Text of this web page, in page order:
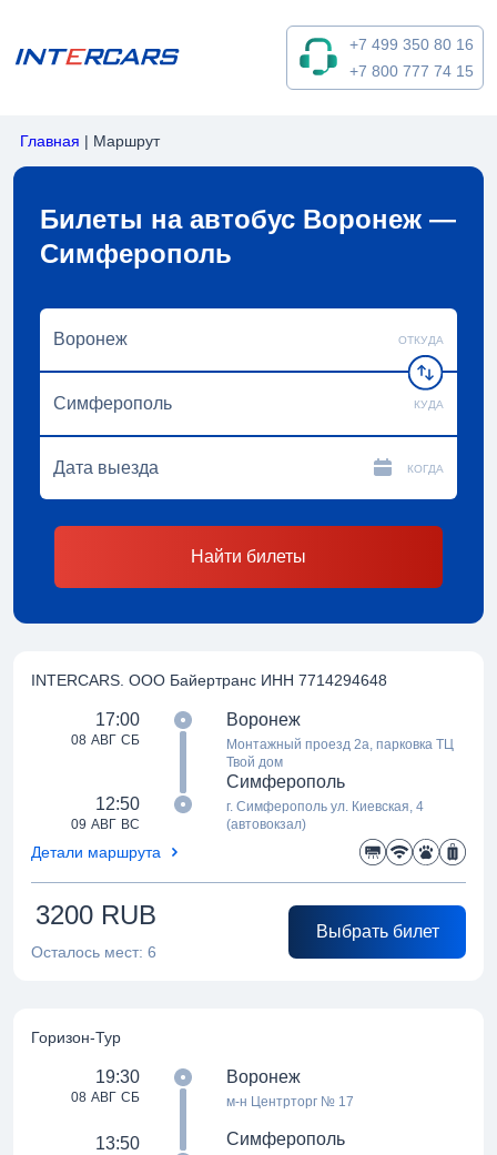
+7 499 350 80 16
+7 800 777 74 15
Главная | Маршрут
Билеты на автобус Воронеж —
Симферополь
ОТКУДА
КУДА
КОГДА
Найти билеты
INTERCARS. ООО Байертранс ИНН 7714294648
08 АВГ СБ
17:00
09 АВГ ВС
12:50
Воронеж
Монтажный проезд 2а, парковка ТЦ
Твой дом
Симферополь
г. Симферополь ул. Киевская, 4
(автовокзал)
Детали маршрута
3200 RUB
Осталось мест: 6
Выбрать билет
Горизон-Тур
08 АВГ СБ
19:30
13:50
Воронеж
м-н Центрторг № 17
Симферополь